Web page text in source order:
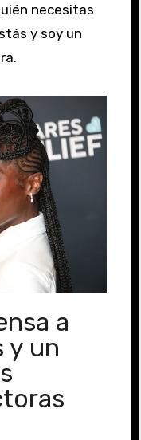
necesitas
y soy un
a
y un